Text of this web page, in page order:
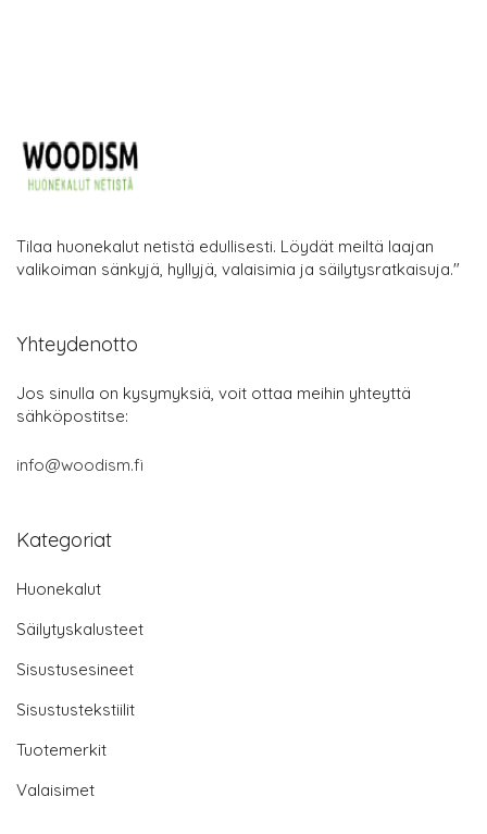
Tilaa huonekalut netistä edullisesti. Löydät meiltä laajan
valikoiman sänkyjä, hyllyjä, valaisimia ja säilytysratkaisuja."
Yhteydenotto
Jos sinulla on kysymyksiä, voit ottaa meihin yhteyttä
sähköpostitse:
info@woodism.fi
Kategoriat
Huonekalut
Säilytyskalusteet
Sisustusesineet
Sisustustekstiilit
Tuotemerkit
Valaisimet